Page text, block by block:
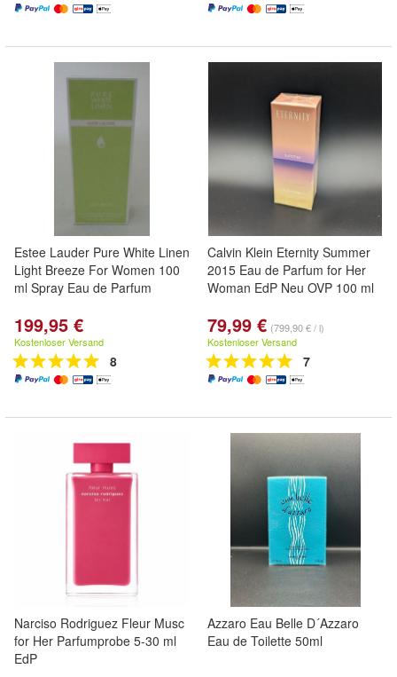
Estee Lauder Pure White Linen
Light Breeze For Women 100
ml Spray Eau de Parfum
199,95 €
Kostenloser Versand
8
Calvin Klein Eternity Summer
2015 Eau de Parfum for Her
Woman EdP Neu OVP 100 ml
79,99 € (799,90 € / l)
Kostenloser Versand
7
Narciso Rodriguez Fleur Musc
for Her Parfumprobe 5-30 ml
EdP
Azzaro Eau Belle D´Azzaro
Eau de Toilette 50ml